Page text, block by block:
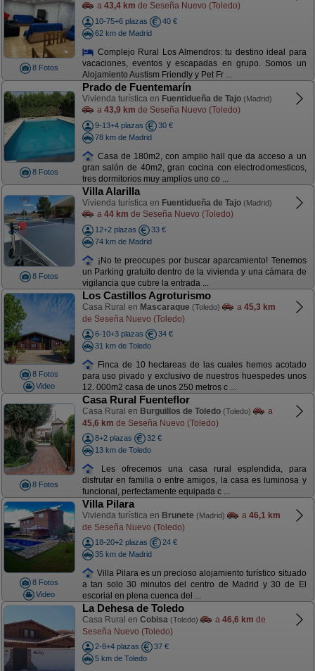
8 Fotos
a 43,4 km de Seseña Nuevo (Toledo)
10-75+6 plazas
40 €
62 km de Madrid
Complejo Rural Los Almendros: tu destino ideal para
vacaciones, eventos y escapadas en grupo. Somos un
Alojamiento Austism Friendly y Pet Fr ...
8 Fotos
Prado de Fuentemarín
Vivienda turística en Fuentidueña de Tajo (Madrid)
a 43,9 km de Seseña Nuevo (Toledo)
9-13+4 plazas
30 €
78 km de Madrid
Casa de 180m2, con amplio hall que da acceso a un
gran salón de 40m2, gran cocina con electrodomesticos,
tres dormitorios muy amplios uno co ...
8 Fotos
Villa Alarilla
Vivienda turística en Fuentidueña de Tajo (Madrid)
a 44 km de Seseña Nuevo (Toledo)
12+2 plazas
33 €
74 km de Madrid
¡No te preocupes por buscar aparcamiento! Tenemos
un Parking gratuito dentro de la vivienda y una cámara de
vigilancia que cubre la entrada ...
8 Fotos
Video
Los Castillos Agroturismo
Casa Rural en Mascaraque (Toledo) a 45,3 km
de Seseña Nuevo (Toledo)
6-10+3 plazas
34 €
31 km de Toledo
Finca de 10 hectareas de las cuales hemos acotado
para uso pivado y exclusivo de nuestros huespedes unos
12. 000m2 casa de unos 250 metros c ...
8 Fotos
Casa Rural Fuenteflor
Casa Rural en Burguillos de Toledo (Toledo)
a
45,6 km de Seseña Nuevo (Toledo)
8+2 plazas
32 €
13 km de Toledo
Les ofrecemos una casa rural esplendida, para
disfrutar en familia o entre amigos, la casa es luminosa y
funcional, perfectamente equipada c ...
8 Fotos
Video
Villa Pilara
Vivienda turística en Brunete (Madrid) a 46,1 km
de Seseña Nuevo (Toledo)
18-20+2 plazas
24 €
35 km de Madrid
Villa Pilara es un precioso alojamiento turístico situado
a tan solo 30 minutos del centro de Madrid y 30 de El
escorial en plena cuenca del ...
La Dehesa de Toledo
Casa Rural en Cobisa (Toledo) a 46,6 km de
Seseña Nuevo (Toledo)
2-8+4 plazas
37 €
5 km de Toledo